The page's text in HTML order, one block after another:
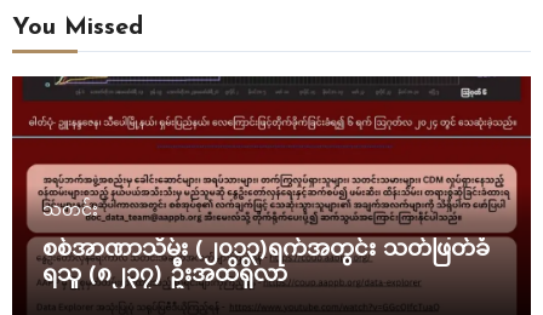
You Missed
သတင်း
စစ်အာဏာသိမ်း (၂၀၁၃)ရက်အတွင်း သတ်ဖြတ်ခံ
ရသူ (၈၂၃၇) ဦးအထိရှိလာ